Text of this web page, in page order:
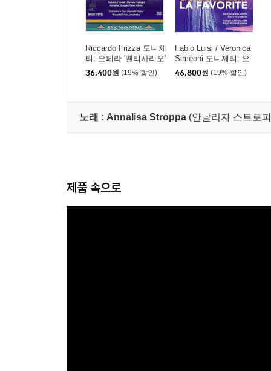
Riccardo Frizza 도니체
티: 오페라 '벨리사리오'
(Donizetti: Belisario)
36,400원 (19% 할인)
Fabio Luisi / Veronica
Simeoni 도니제티: 오
페라 '라 파보리타' (Don
izetti: La Favorite)
46,800원 (19% 할인)
노래 : Annalisa Stroppa (안날리자 스트로
제품 속으로